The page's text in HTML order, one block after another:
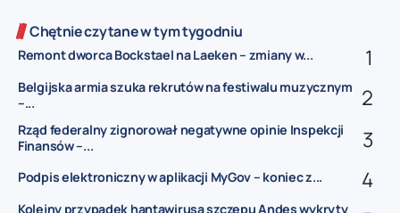
Chętnie czytane w tym tygodniu
Remont dworca Bockstael na Laeken – zmiany w...
Belgijska armia szuka rekrutów na festiwalu muzycznym
–...
Rząd federalny zignorował negatywne opinie Inspekcji
Finansów –...
Podpis elektroniczny w aplikacji MyGov – koniec z...
Kolejny przypadek hantawirusa szczepu Andes wykryty